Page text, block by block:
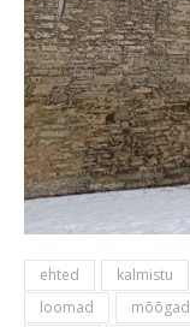
ehted kalmistu
loomad
mõõgad